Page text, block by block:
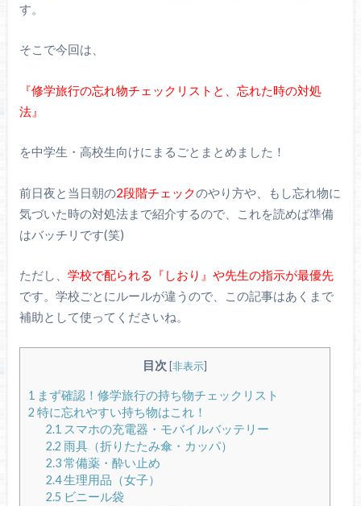
す。
そこで今回は、
『修学旅行の忘れ物チェックリストと、忘れた時の対処
法』
を中学生・高校生向けにまるごとまとめました！
前日夜と当日朝の2段階チェックのやり方や、もし忘れ物に
気づいた時の対処法まで紹介するので、これを読めば準備
はバッチリです(笑)
ただし、 学校で配られる『しおり』や先生の指示が最優先
です。学校ごとにルールが違うので、この記事はあくまで
補助として使ってくださいね。
目次 [非表示]
1まず確認！修学旅行の持ち物チェックリスト
2 特に忘れやすい持ち物はこれ！
2.1スマホの充電器・モバイルバッテリー
2.2 雨具（折りたたみ傘・カッパ）
2.3常備薬・酔い止め
2.4生理用品（女子）
2.5 ビニール袋